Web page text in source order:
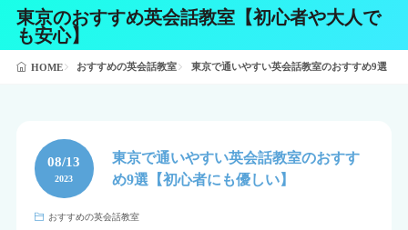
東京のおすすめ英会話教室【初心者や大人で
も安心】
HOME おすすめの英会話教室 東京で通いやすい英会話教室のおすすめ9選【
08/13
2023
東京で通いやすい英会話教室のおすす
め9選【初心者にも優しい】
おすすめの英会話教室